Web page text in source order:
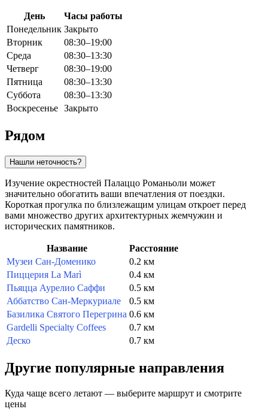
День
Часы работы
Понедельник Закрыто
Вторник
08:30–19:00
Среда
08:30–13:30
Четверг
08:30–19:00
Пятница
08:30–13:30
Суббота
08:30–13:30
Воскресенье Закрыто
Рядом
Нашли неточность?
Изучение окрестностей Палаццо Романьоли может
значительно обогатить ваши впечатления от поездки.
Короткая прогулка по близлежащим улицам откроет перед
вами множество других архитектурных жемчужин и
исторических памятников.
Название
Расстояние
Музеи Сан-Доменико
0.2 км
Пиццерия La Marì
0.4 км
Пьяцца Аурелио Саффи
0.5 км
Аббатство Сан-Меркуриале
0.5 км
Базилика Святого Перегрина 0.6 км
Gardelli Specialty Coffees
0.7 км
Деско
0.7 км
Другие популярные направления
Куда чаще всего летают — выберите маршрут и смотрите
цены